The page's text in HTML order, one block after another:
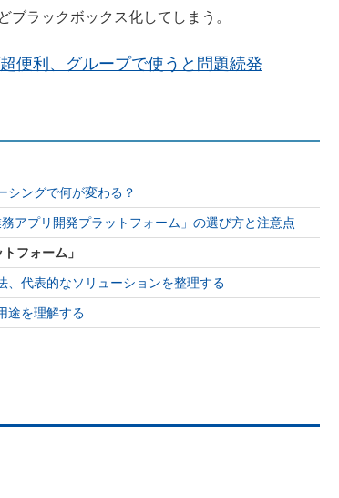
ラックボックス化してしまう。
便利、グループで使うと問題続発
シングで何が変わる？
アプリ開発プラットフォーム」の選び方と注意点
フォーム」
代表的なソリューションを整理する
途を理解する